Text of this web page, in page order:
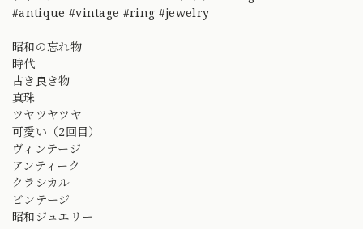
#antique #vintage #ring #jewelry
昭和の忘れ物
時代
古き良き物
真珠
ツヤツヤツヤ
可愛い（2回目）
ヴィンテージ
アンティーク
クラシカル
ビンテージ
昭和ジュエリー